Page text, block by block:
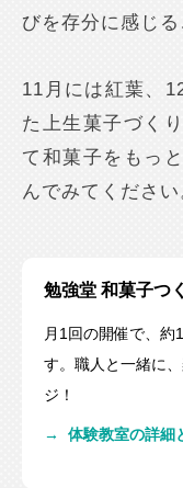
びを存分に感じる
11月には紅葉、
た上生菓子づく
て和菓子をもっ
んでみてください
勉強堂 和菓子つ
月1回の開催で、約
す。職人と一緒に
ジ！
→ 体験教室の詳細